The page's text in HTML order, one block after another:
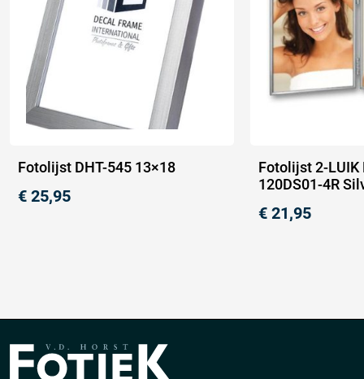
Fotolijst DHT-545 13×18
€ 25,95
Fotolijst 2-LUIK
120DS01-4R
€ 21,95